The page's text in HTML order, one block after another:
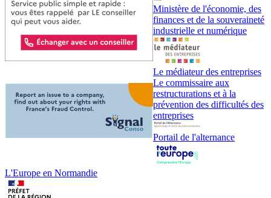
Ministère de l'économie, des
finances et de la souveraineté
industrielle et numérique
Le médiateur des entreprises
Le commissaire aux
restructurations et à la
prévention des difficultés des
entreprises
Portail de l'alternance
L'Europe en Normandie